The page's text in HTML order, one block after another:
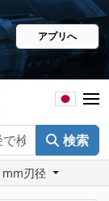
アプリへ
検索
刃径